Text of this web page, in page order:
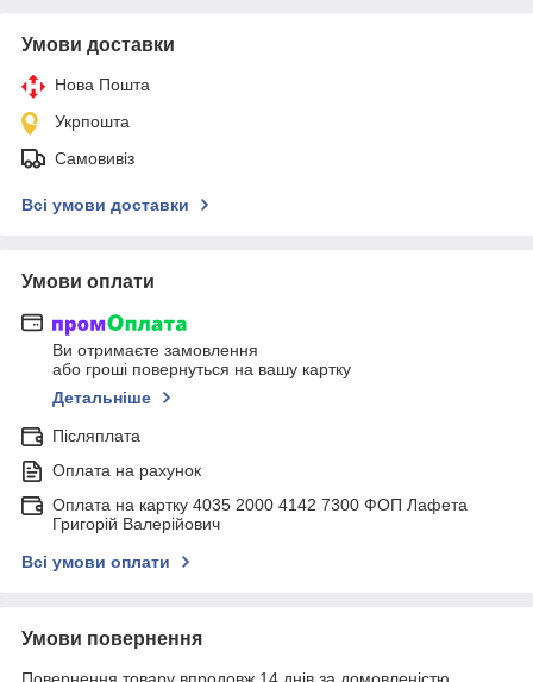
Умови доставки
Нова Пошта
Укрпошта
Самовивіз
Всі умови доставки
Умови оплати
Ви отримаєте замовлення
або гроші повернуться на вашу картку
Детальніше
Післяплата
Оплата на рахунок
Оплата на картку 4035 2000 4142 7300 ФОП Лафета
Григорій Валерійович
Всі умови оплати
Умови повернення